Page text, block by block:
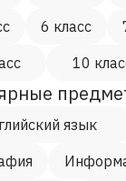
6 класс
10
язык